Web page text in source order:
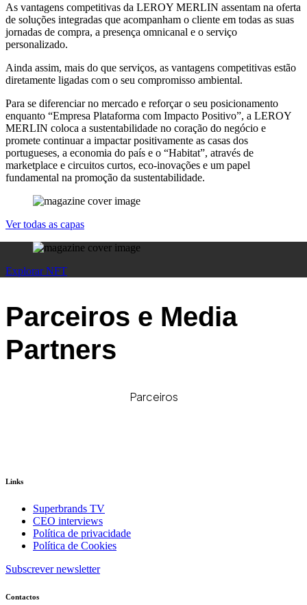
As vantagens competitivas da LEROY MERLIN assentam na oferta
de soluções integradas que acompanham o cliente em todas as suas
jornadas de compra, a presença omnicanal e o serviço
personalizado.
Ainda assim, mais do que serviços, as vantagens competitivas estão
diretamente ligadas com o seu compromisso ambiental.
Para se diferenciar no mercado e reforçar o seu posicionamento
enquanto “Empresa Plataforma com Impacto Positivo”, a LEROY
MERLIN coloca a sustentabilidade no coração do negócio e
promete continuar a impactar positivamente as casas dos
portugueses, a economia do país e o “Habitat”, através de
marketplace e circuitos curtos, eco-inovações e um papel
fundamental na promoção da sustentabilidade.
Ver todas as capas
Explorar NFT
Parceiros e Media
Partners
Parceiros
Links
Superbrands TV
CEO interviews
Política de privacidade
Política de Cookies
Subscrever newsletter
Contactos